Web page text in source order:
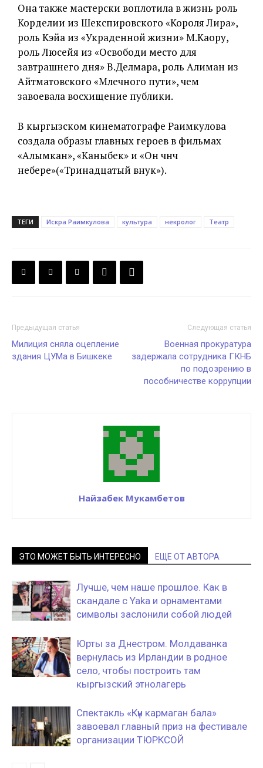
Она также мастерски воплотила в жизнь роль
Корделии из Шекспировского «Короля Лира»,
роль Кэйа из «Украденной жизни» М.Каору,
роль Люсейя из «Освободи место для
завтрашнего дня» В.Делмара, роль Алиман из
Айтматовского «Млечного пути», чем
завоевала восхищение публики.
В кыргызском кинематографе Раимкулова
создала образы главных героев в фильмах
«Алымкан», «Каныбек» и «Он үчүнчү
небере»(«Тринадцатый внук»).
ТЕГИ Искра Раимкулова культура некролог Театр
Предыдущая статья
Милиция сняла оцепление
здания ЦУМа в Бишкеке
Следующая статья
Военная прокуратура
задержала сотрудника ГКНБ
по подозрению в
пособничестве коррупции
Найзабек Мукамбетов
ЭТО МОЖЕТ БЫТЬ ИНТЕРЕСНО ЕЩЕ ОТ АВТОРА
Лучше, чем наше прошлое. Как в
скандале с Yaka и орнаментами
символы заслонили собой людей
Юрты за Днестром. Молдаванка
вернулась из Ирландии в родное
село, чтобы построить там
кыргызский этнолагерь
Спектакль «Күн кармаган бала»
завоевал главный приз на фестивале
организации ТЮРКСОЙ